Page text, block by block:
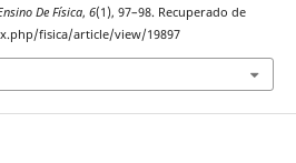
De Física, 6(1), 97–98. Recuperado de
fisica/article/view/19897